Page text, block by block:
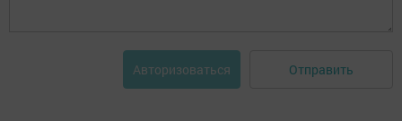
Авторизоваться Отправить